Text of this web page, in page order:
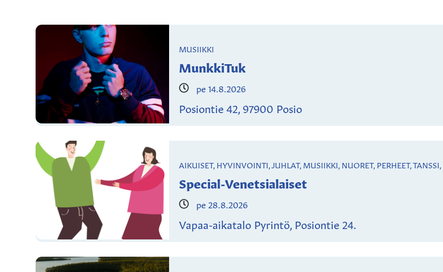
MUSIIKKI
pe 14.8.2026
MunkkiTuk
Posiontie 42, 97900 Posio
AIKUISET, HYVINVOINTI, JUHLAT, MUSIIKKI, NUORET, PERHEET,
pe 28.8.2026
Special-Venetsialaiset
Vapaa-aikatalo Pyrintö, Posiontie 24.